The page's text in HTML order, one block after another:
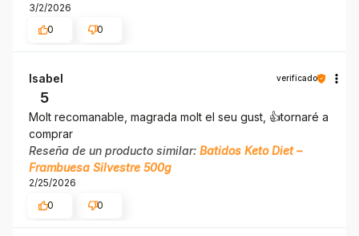
3/2/2026
0
0
Isabel verificado
5
Molt recomanable, magrada molt el seu gust, 👍️tornaré a
comprar
Reseña de un producto similar: Batidos Keto Diet –
Frambuesa Silvestre 500g
2/25/2026
0
0